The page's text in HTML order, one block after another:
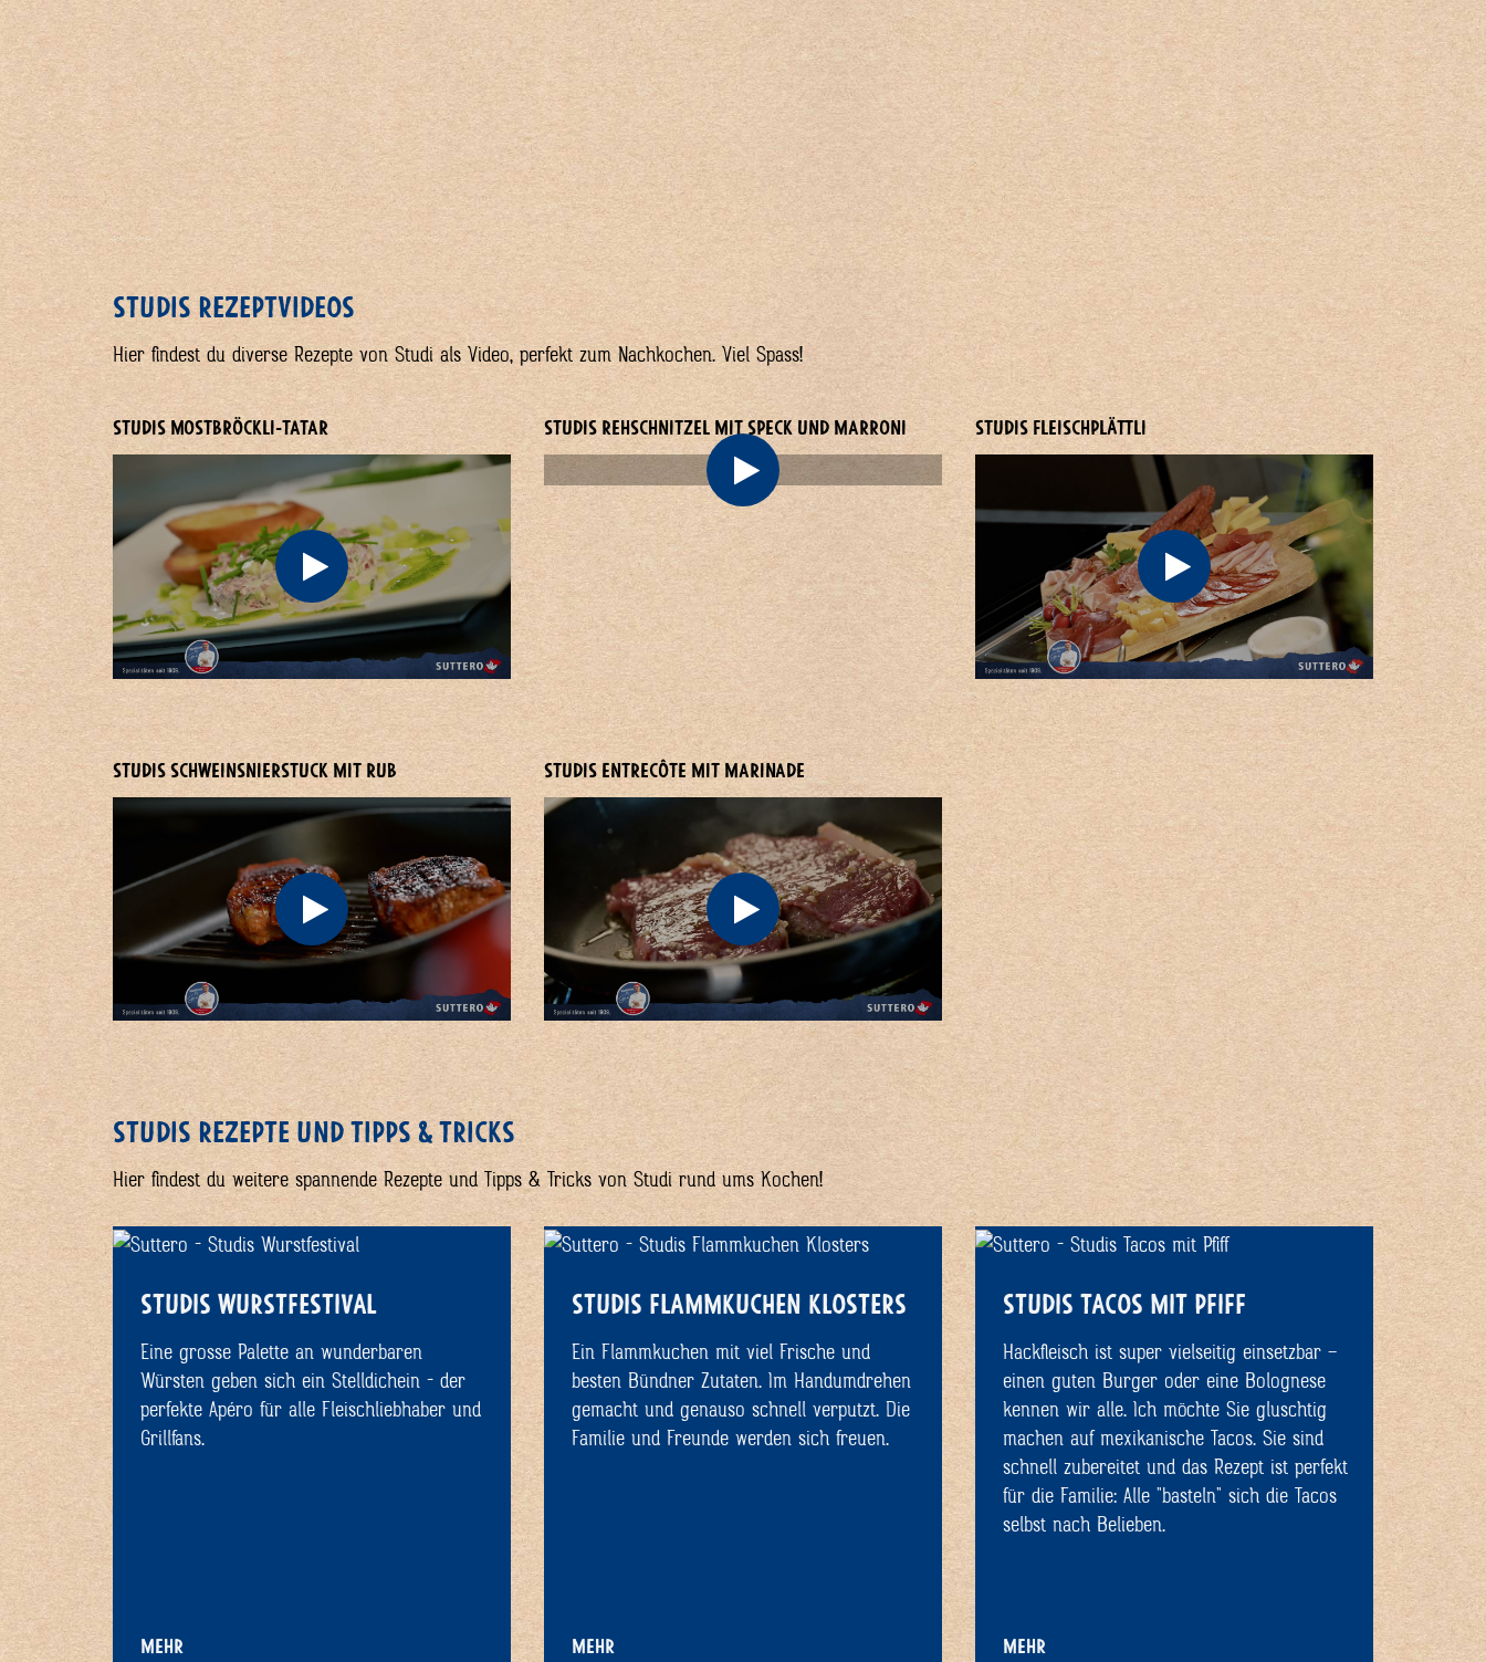
STUDIS REZEPTVIDEOS
Hier findest du diverse Rezepte von Studi als Video, perfekt zum Nachkochen. Viel Spass!
STUDIS MOSTBRÖCKLI-TATAR STUDIS REHSCHNITZEL MIT SPECK UND MARRONI STUDIS FLEISCHPLÄTTLI
STUDIS SCHWEINSNIERSTUCK MIT RUB STUDIS ENTRECÔTE MIT MARINADE
STUDIS REZEPTE UND TIPPS & TRICKS
Hier findest du weitere spannende Rezepte und Tipps & Tricks von Studi rund ums Kochen!
STUDIS WURSTFESTIVAL
Eine grosse Palette an wunderbaren
Würsten geben sich ein Stelldichein - der
perfekte Apéro für alle Fleischliebhaber und
Grillfans.
MEHR
STUDIS FLAMMKUCHEN KLOSTERS
Ein Flammkuchen mit viel Frische und
besten Bündner Zutaten. Im Handumdrehen
gemacht und genauso schnell verputzt. Die
Familie und Freunde werden sich freuen.
MEHR
STUDIS TACOS MIT PFIFF
Hackfleisch ist super vielseitig einsetzbar –
einen guten Burger oder eine Bolognese
kennen wir alle. Ich möchte Sie gluschtig
machen auf mexikanische Tacos. Sie sind
schnell zubereitet und das Rezept ist perfekt
für die Familie: Alle "basteln" sich die Tacos
selbst nach Belieben.
MEHR